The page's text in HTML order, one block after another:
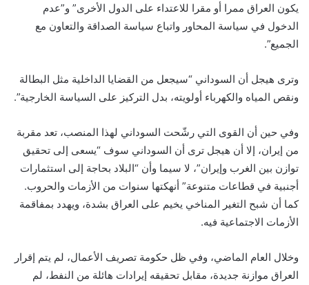
يكون العراق ممرا أو مقرا للاعتداء على الدول الأخرى” و”عدم
الدخول في سياسة المحاور واتباع سياسة الصداقة والتعاون مع
الجميع”.
وترى هيجل أن السوداني “سيجعل من القضايا الداخلية مثل البطالة
ونقص المياه والكهرباء أولويته، بدل التركيز على السياسة الخارجية”.
وفي حين أن القوى التي رشّحت السوداني لهذا المنصب، تعد مقربة
من إيران، إلا أن هيجل ترى أن السوداني سوف “يسعى إلى تحقيق
توازن بين الغرب وإيران”، لا سيما وأن “البلاد بحاجة إلى استثمارات
أجنبية في قطاعات متنوعة” أنهكتها سنوات من الأزمات والحروب.
كما أن شبح التغير المناخي يخيم على العراق بشدة، ويهدد بمفاقمة
الأزمات الاجتماعية فيه.
وخلال العام الماضي، وفي ظل حكومة تصريف الأعمال، لم يتم إقرار
العراق موازنة جديدة، مقابل تحقيقه إيرادات هائلة من النفط، لم